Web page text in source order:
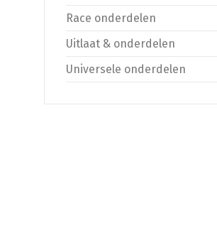
Race onderdelen
Uitlaat & onderdelen
Universele onderdelen